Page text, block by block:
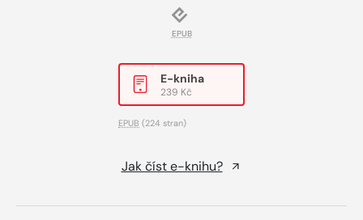
EPUB
E-kniha
239 Kč
EPUB (224 stran)
Jak číst e-knihu?